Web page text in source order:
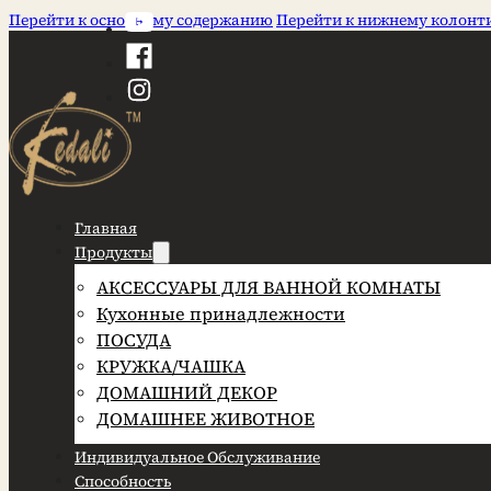
Перейти к основному содержаниюПерейти к нижнему
Главная
Продукты
АКСЕССУАРЫ ДЛЯ ВАННОЙ КОМНАТЫ
Кухонные принадлежности
ПОСУДА
КРУЖКА/ЧАШКА
ДОМАШНИЙ ДЕКОР
ДОМАШНЕЕ ЖИВОТНОЕ
Индивидуальное Обслуживание
Способность